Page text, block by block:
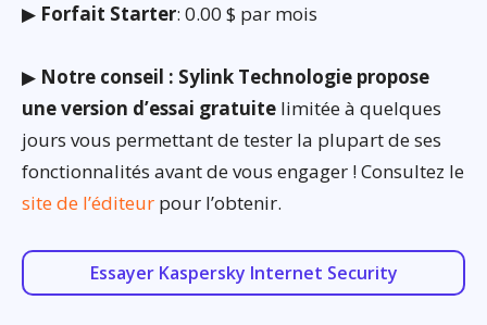
▶ Forfait Starter: 0.00 $ par mois
▶ Notre conseil : Sylink Technologie propose
une version d’essai gratuite limitée à quelques
jours vous permettant de tester la plupart de ses
fonctionnalités avant de vous engager ! Consultez le
site de l’éditeur pour l’obtenir.
Essayer Kaspersky Internet Security